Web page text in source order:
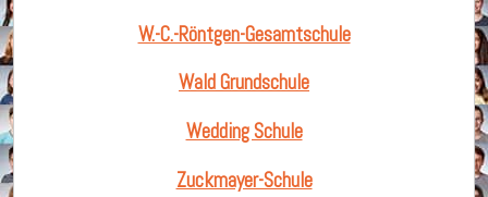
W.-C.-Röntgen-Gesamtschule
Wald Grundschule
Wedding Schule
Zuckmayer-Schule